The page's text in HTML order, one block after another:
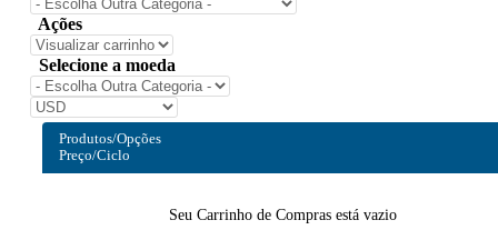
Ações
Selecione a moeda
Produtos/Opções
Preço/Ciclo
Seu Carrinho de Compras está vazio